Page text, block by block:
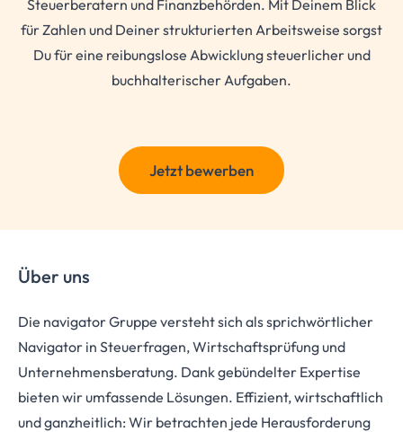
Steuerberatern und Finanzbehörden. Mit Deinem Blick
für Zahlen und Deiner strukturierten Arbeitsweise sorgst
Du für eine reibungslose Abwicklung steuerlicher und
buchhalterischer Aufgaben.
Jetzt bewerben
Über uns
Die navigator Gruppe versteht sich als sprichwörtlicher
Navigator in Steuerfragen, Wirtschaftsprüfung und
Unternehmensberatung. Dank gebündelter Expertise
bieten wir umfassende Lösungen. Effizient, wirtschaftlich
und ganzheitlich: Wir betrachten jede Herausforderung